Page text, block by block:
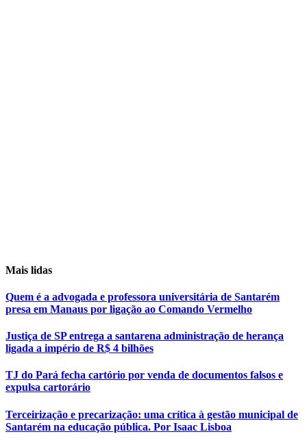
Mais lidas
Quem é a advogada e professora universitária de Santarém
presa em Manaus por ligação ao Comando Vermelho
Justiça de SP entrega a santarena administração de herança
ligada a império de R$ 4 bilhões
TJ do Pará fecha cartório por venda de documentos falsos e
expulsa cartorário
Terceirização e precarização: uma crítica à gestão municipal de
Santarém na educação pública. Por Isaac Lisboa